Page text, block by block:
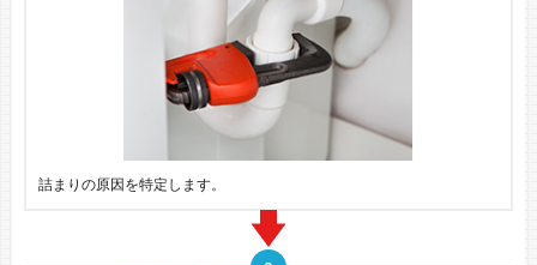
詰まりの原因を特定します。